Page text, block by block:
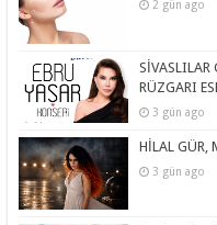
2 gün ago
SİVASLILAR
RÜZGARI
3 gün ago
HİLAL GÜR,
3 gün ago